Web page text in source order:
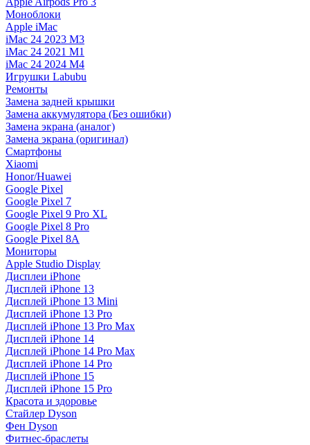
Моноблоки
Apple iMac
iMac 24 2023 M3
iMac 24 2021 M1
iMac 24 2024 M4
Игрушки Labubu
Ремонты
Замена задней крышки
Замена аккумулятора (Без ошибки)
Замена экрана (аналог)
Замена экрана (оригинал)
Смартфоны
Xiaomi
Honor/Huawei
Google Pixel
Google Pixel 7
Google Pixel 9 Pro XL
Google Pixel 8 Pro
Google Pixel 8A
Мониторы
Apple Studio Display
Дисплеи iPhone
Дисплей iPhone 13
Дисплей iPhone 13 Mini
Дисплей iPhone 13 Pro
Дисплей iPhone 13 Pro Max
Дисплей iPhone 14
Дисплей iPhone 14 Pro Max
Дисплей iPhone 14 Pro
Дисплей iPhone 15
Дисплей iPhone 15 Pro
Красота и здоровье
Стайлер Dyson
Фен Dyson
Фитнес-браслеты